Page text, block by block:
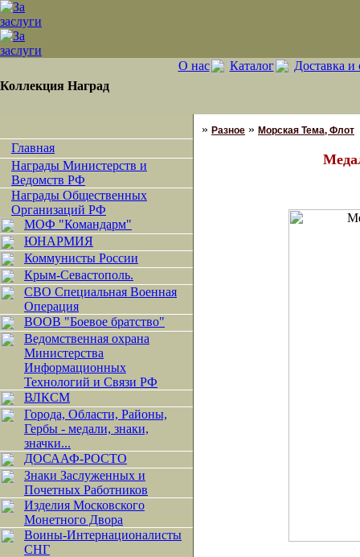
Коллекция Наград
О нас Каталог Доставка и
Главная
Награды Министерств и
Ведомств РФ
Награды Общественных
Организаций РФ
МОФ "Командарм"
ЮНАРМИЯ
Коммунисты России
Крым-Севастополь.
СВО Специальная Военная
Операция
ВООВ "Боевое братство"
Ведомственная охрана
Министерства
Информационных
Технологий и Связи РФ
ВЛКСМ
Города, Области, Районы,
Гербы - медали, знаки,
значки...
ДОСААФ-РОСТО
Знаки Заслуженных и
Почетных Работников
Изделия Московского
Монетного Двора
Воины-Интернационалисты
СНГ
» Разное » Морская Тема, Флот